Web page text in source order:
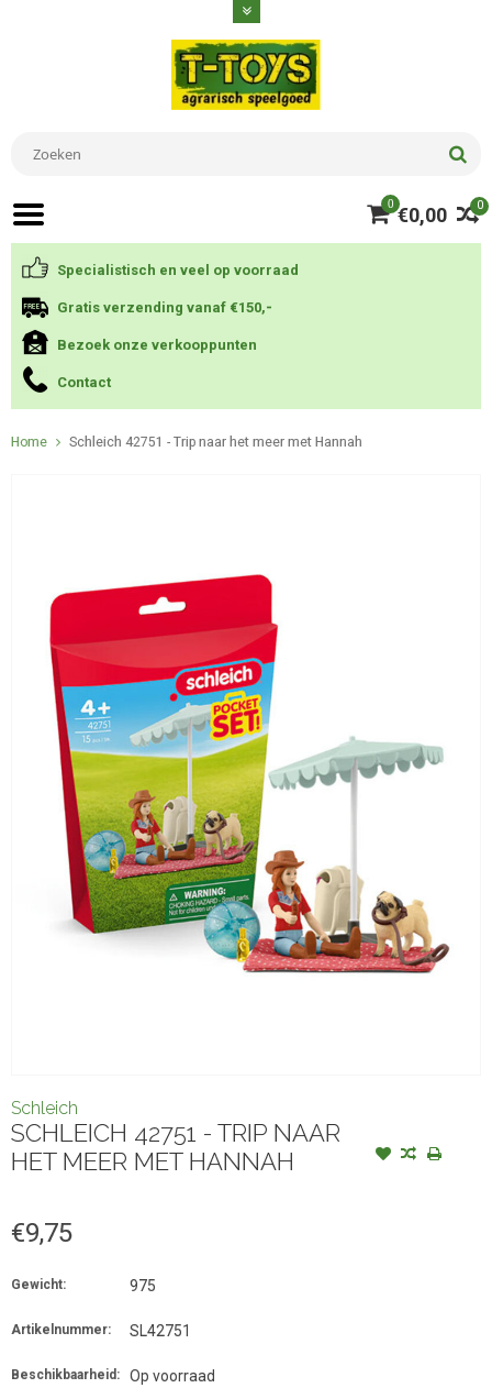
0
0 €0,00
Specialistisch en veel op voorraad
Gratis verzending vanaf €150,-
Bezoek onze verkooppunten
Contact
Home Schleich 42751 - Trip naar het meer met Hannah
Schleich
SCHLEICH 42751 - TRIP NAAR
HET MEER MET HANNAH
€9,75
Gewicht: 975
Artikelnummer: SL42751
Beschikbaarheid: Op voorraad